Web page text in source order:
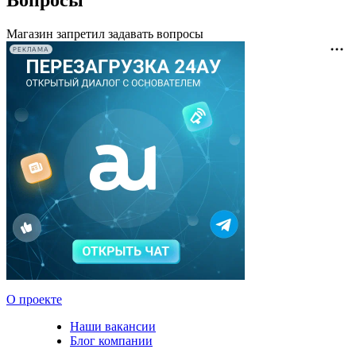
Магазин запретил задавать вопросы
РЕКЛАМА
О проекте
Наши вакансии
Блог компании